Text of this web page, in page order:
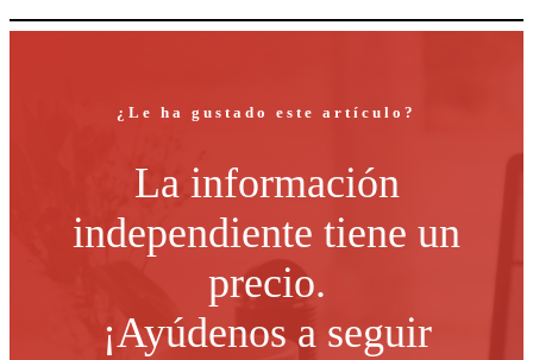
¿Le ha gustado este artículo?
La información
independiente tiene un
precio.
¡Ayúdenos a seguir